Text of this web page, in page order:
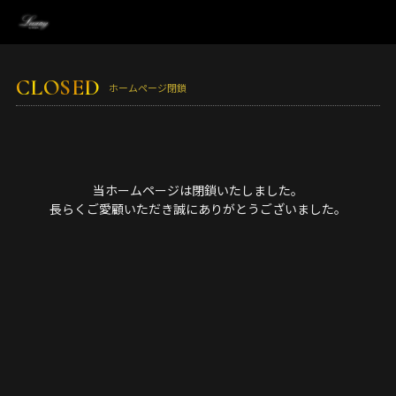
CLOSED ホームページ閉鎖
当ホームページは閉鎖いたしました。
長らくご愛顧いただき誠にありがとうございました。